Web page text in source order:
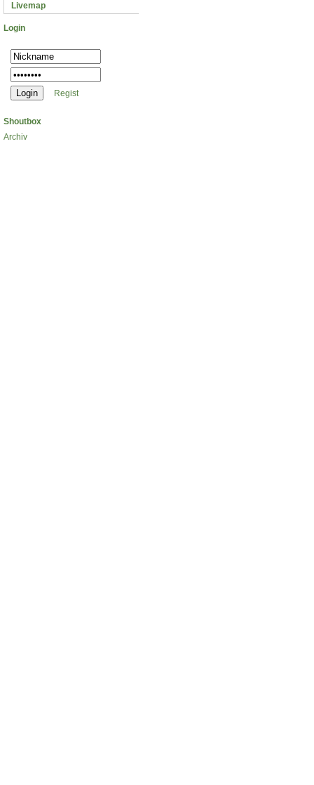
Livemap
Login
Regist
Shoutbox
Archiv